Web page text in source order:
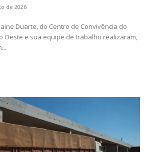
de 2026
Duarte, do Centro de Convivência do
Oeste e sua equipe de trabalho realizaram,